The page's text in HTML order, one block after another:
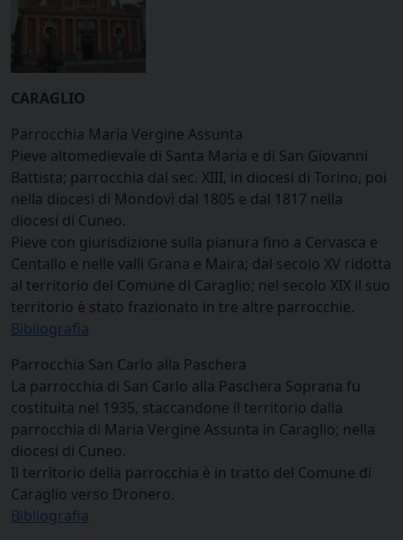
CARAGLIO
Parrocchia Maria Vergine Assunta
Pieve altomedievale di Santa Maria e di San Giovanni
Battista; parrocchia dal sec. XIII, in diocesi di Torino, poi
nella diocesi di Mondovì dal 1805 e dal 1817 nella
diocesi di Cuneo.
Pieve con giurisdizione sulla pianura fino a Cervasca e
Centallo e nelle valli Grana e Maira; dal secolo XV ridotta
al territorio del Comune di Caraglio; nel secolo XIX il suo
territorio è stato frazionato in tre altre parrocchie.
Bibliografia
Parrocchia San Carlo alla Paschera
La parrocchia di San Carlo alla Paschera Soprana fu
costituita nel 1935, staccandone il territorio dalla
parrocchia di Maria Vergine Assunta in Caraglio; nella
diocesi di Cuneo.
Il territorio della parrocchia è in tratto del Comune di
Caraglio verso Dronero.
Bibliografia